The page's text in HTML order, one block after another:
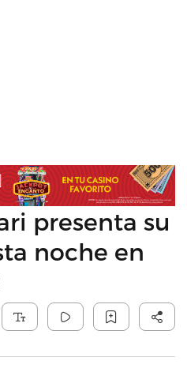
presenta su
noche en